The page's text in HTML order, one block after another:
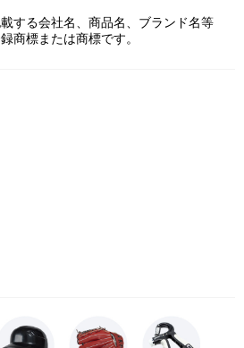
する会社名、商品名、ブランド名等
商標または商標です。